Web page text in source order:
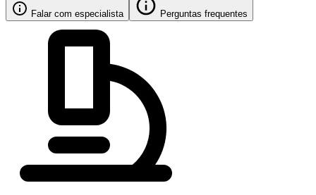
Falar com especialista Perguntas frequentes